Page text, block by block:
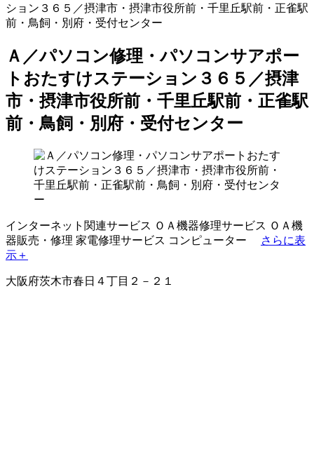
ション３６５／摂津市・摂津市役所前・千里丘駅前・正雀駅
前・鳥飼・別府・受付センター
Ａ／パソコン修理・パソコンサアポー
トおたすけステーション３６５／摂津
市・摂津市役所前・千里丘駅前・正雀駅
前・鳥飼・別府・受付センター
インターネット関連サービス ＯＡ機器修理サービス ＯＡ機
器販売・修理 家電修理サービス コンピューター
さらに表
示＋
大阪府茨木市春日４丁目２－２１